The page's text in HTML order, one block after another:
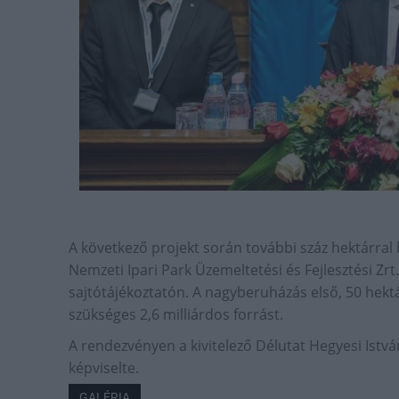
A következő projekt során további száz
Nemzeti Ipari Park Üzemeltetési és Fejlesztési
sajtótájékoztatón. A nagyberuházás első, 50
szükséges 2,6 milliárdos forrást.
A rendezvényen a kivitelező Délutat Hegyesi
képviselte.